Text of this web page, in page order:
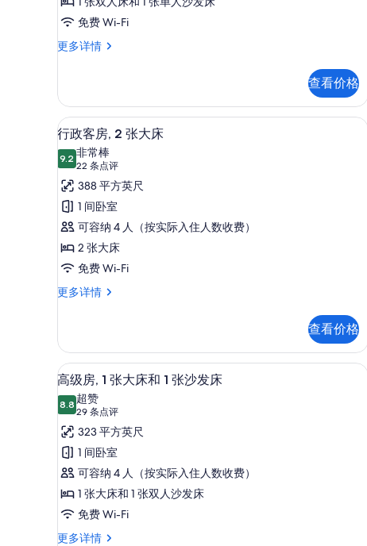
双
人
1
张
沙
发
床
的
所
有
照
片
免费 Wi-Fi
更多详情
高
张
双
人
床
和
张
沙
发
床
更
信
息
查看价格
显
示
行
政
客
房,
2
张
大
所
有
照
片
行政客房, 2 张大床 | 迷你吧、客
5
行政客房, 2 张大床
9.29.2 分，满分 10 分
非常棒
22 条点评
(22
条
点
评)
388 平方英尺
1 间卧室
可容纳 4 人（按实际入住人数收费）
2 张大床
免费 Wi-Fi
更多详情
行
2
张
大
更
信
息
查看价格
显
示
高
级
房,
1
张
大
床
高级房, 1 张大床和 1 张沙发床 |
7
高级房, 1 张大床和 1 张沙发床
8.88.8 分，满分 10 分
超赞
29 条点评
(29
条
点
评)
323 平方英尺
1 间卧室
可容纳 4 人（按实际入住人数收费）
1 张大床和 1 张双人沙发床
免费 Wi-Fi
更多详情
高